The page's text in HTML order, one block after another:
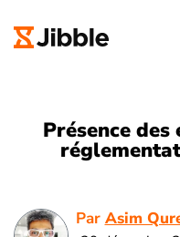
Présence
Par Asim